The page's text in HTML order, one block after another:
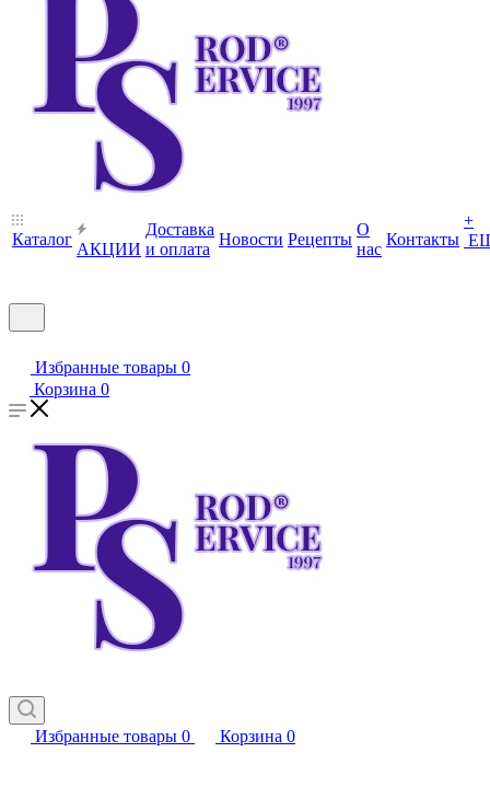
Каталог
АКЦИИ
Доставка
и оплата
Новости Рецепты
О
нас
Контакты
+
Избранные товары 0
Корзина 0
Избранные товары 0 Корзина 0